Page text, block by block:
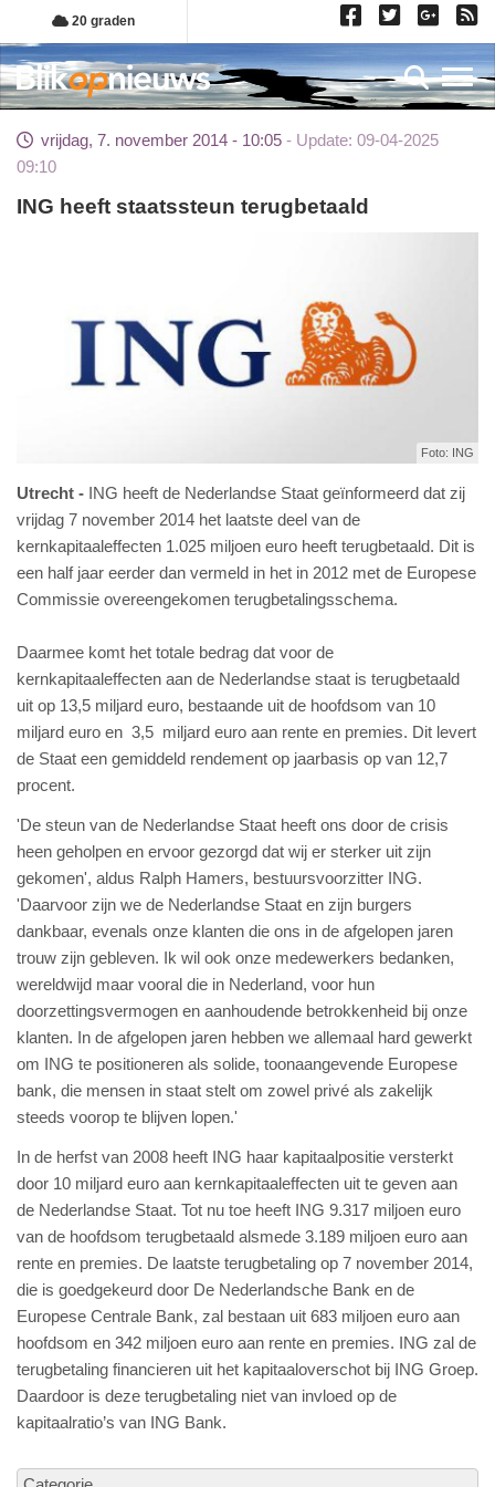
Overslaan
en
naar
de
gaan
20 graden
vrijdag, 7. november 2014 - 10:05
Update: 09-04-2025
09:10
ING heeft staatssteun terugbetaald
Foto: ING
Utrecht
ING heeft de Nederlandse Staat geïnformeerd dat zij
vrijdag 7 november 2014 het laatste deel van de
kernkapitaaleffecten 1.025 miljoen euro heeft terugbetaald. Dit is
een half jaar eerder dan vermeld in het in 2012 met de Europese
Commissie overeengekomen terugbetalingsschema.
Daarmee komt het totale bedrag dat voor de
kernkapitaaleffecten aan de Nederlandse staat is terugbetaald
uit op 13,5 miljard euro, bestaande uit de hoofdsom van 10
miljard euro en 3,5 miljard euro aan rente en premies. Dit levert
de Staat een gemiddeld rendement op jaarbasis op van 12,7
procent.
'De steun van de Nederlandse Staat heeft ons door de crisis
heen geholpen en ervoor gezorgd dat wij er sterker uit zijn
gekomen', aldus Ralph Hamers, bestuursvoorzitter ING.
'Daarvoor zijn we de Nederlandse Staat en zijn burgers
dankbaar, evenals onze klanten die ons in de afgelopen jaren
trouw zijn gebleven. Ik wil ook onze medewerkers bedanken,
wereldwijd maar vooral die in Nederland, voor hun
doorzettingsvermogen en aanhoudende betrokkenheid bij onze
klanten. In de afgelopen jaren hebben we allemaal hard gewerkt
om ING te positioneren als solide, toonaangevende Europese
bank, die mensen in staat stelt om zowel privé als zakelijk
steeds voorop te blijven lopen.'
In de herfst van 2008 heeft ING haar kapitaalpositie versterkt
door 10 miljard euro aan kernkapitaaleffecten uit te geven aan
de Nederlandse Staat. Tot nu toe heeft ING 9.317 miljoen euro
van de hoofdsom terugbetaald alsmede 3.189 miljoen euro aan
rente en premies. De laatste terugbetaling op 7 november 2014,
die is goedgekeurd door De Nederlandsche Bank en de
Europese Centrale Bank, zal bestaan uit 683 miljoen euro aan
hoofdsom en 342 miljoen euro aan rente en premies. ING zal de
terugbetaling financieren uit het kapitaaloverschot bij ING Groep.
Daardoor is deze terugbetaling niet van invloed op de
kapitaalratio’s van ING Bank.